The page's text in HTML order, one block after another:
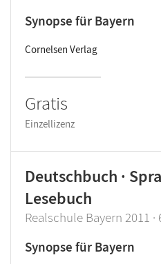
Synopse für Bayern
Cornelsen Verlag
Gratis
Einzellizenz
Deutschbuch ·
Lesebuch
Realschule Bayern 2011
Synopse für Bayern